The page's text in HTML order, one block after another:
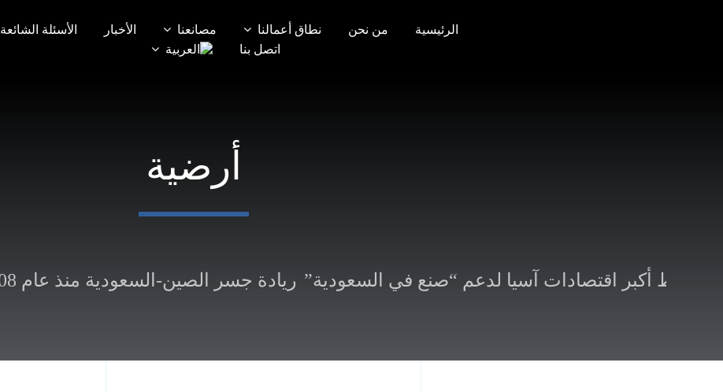
الرئيسية من نحن نطاق أعمالنا مصانعنا الأخبار
الأسئلة الشائعة
اتصل بنا
أرضية
ريادة جسر الصين-السعودية منذ عام 2008، لربط أكبر اقتصادات آسيا لدعم “صنع في السعودية”